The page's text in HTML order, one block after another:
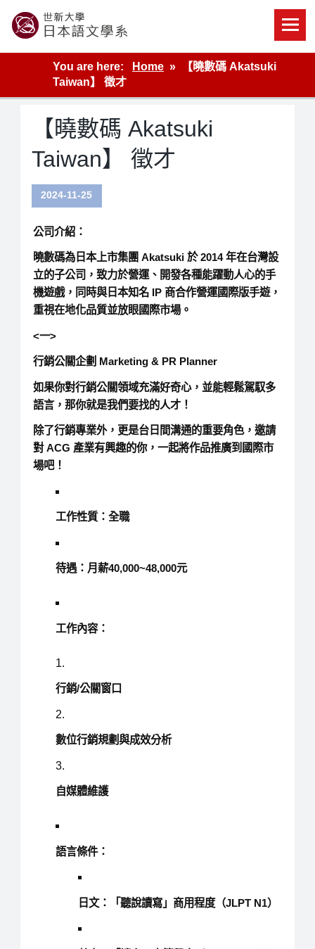
content
世新大學教學單位的網站
You are here:
Home
【曉數碼 Akatsuki
Taiwan】 徵才
【曉數碼 Akatsuki
Taiwan】 徵才
2024-11-25
公司介紹：
曉數碼為日本上市集團 Akatsuki 於 2014 年在台灣設
立的子公司，致力於營運、開發各種能躍動人心的手
機遊戲，同時與日本知名 IP 商合作營運國際版手遊，
重視在地化品質並放眼國際市場。
<一>
行銷公關企劃 Marketing & PR Planner
如果你對行銷公關領域充滿好奇心，並能輕鬆駕馭多
語言，那你就是我們要找的人才！
除了行銷專業外，更是台日間溝通的重要角色，邀請
對 ACG 產業有興趣的你，一起將作品推廣到國際市
場吧！
工作性質：全職
待遇：月薪40,000~48,000元
工作內容：
行銷/公關窗口
數位行銷規劃與成效分析
自媒體維護
語言條件：
日文：「聽說讀寫」商用程度（JLPT N1）